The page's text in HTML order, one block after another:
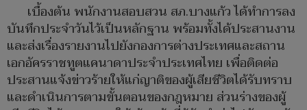
เบื้องต้น พนักงานสอบสวน สภ.บางแก้ว ได้ทำการลง
บันทึกประจำวันไว้เป็นหลักฐาน พร้อมทั้งได้ประสานงาน
และส่งเรื่องรายงานไปยังกองการต่างประเทศและสถาน
เอกอัครราชทูตแคนาดาประจำประเทศไทย เพื่อติดต่อ
ประสานแจ้งข่าวร้ายให้แก่ญาติของผู้เสียชีวิตได้รับทราบ
และดำเนินการตามขั้นตอนของกฎหมาย ส่วนร่างของผู้